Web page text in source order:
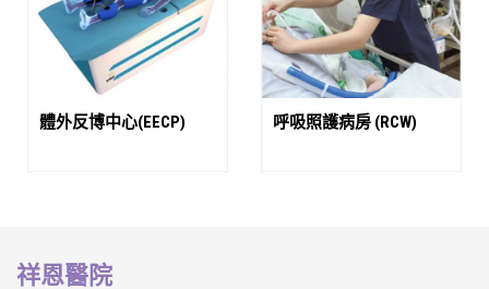
體外反博中心(EECP) 呼吸照護病房 (RCW)
祥恩醫院